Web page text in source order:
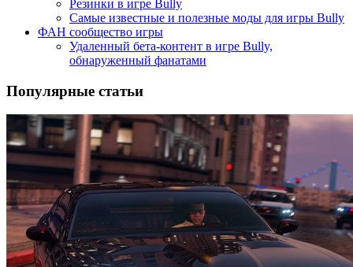
Резинки в игре Bully
Самые известные и полезные моды для игры Bully
ФАН сообщество игры
Удаленный бета-контент в игре Bully,
обнаруженный фанатами
Популярные статьи